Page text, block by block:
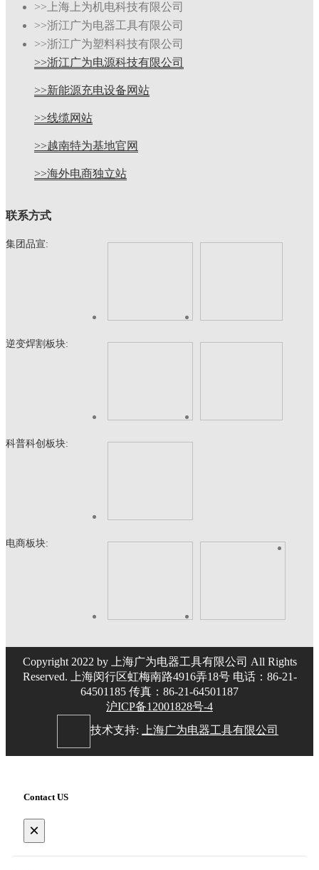
>>上海上为机电科技有限公司
>>浙江广为电器工具有限公司
>>浙江广为塑料科技有限公司
>>浙江广为电源科技有限公司
>>新能源充电设备网站
>>线缆网站
>>越南特为基地官网
>>海外电商独立站
联系方式
集团品宣:
逆变焊割板块:
科普科创板块:
电商板块:
Copyright 2022 by 上海广为电器工具有限公司 All Rights
Reserved. 上海闵行区虹梅南路4916弄18号 电话：86-21-
64501185 传真：86-21-64501187
沪ICP备12001828号-4
技术支持:上海广为电器工具有限公司
Contact US
×